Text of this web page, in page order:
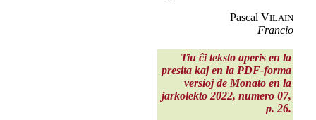
Pascal VILAIN
Francio
Tiu ĉi teksto aperis en la
presita kaj en la PDF-forma
versioj de Monato en la
jarkolekto 2022, numero 07,
p. 26.